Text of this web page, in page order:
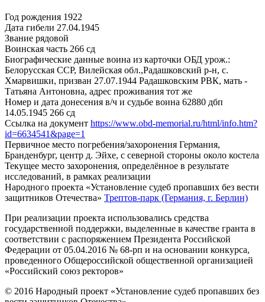
Год рождения 1922
Дата гибели 27.04.1945
Звание рядовой
Воинская часть 266 сд
Биографические данные воина из карточки ОБД урож.:
Белорусская ССР, Вилейская обл.,Радашковский р-н, с.
Хмарвишки, призван 27.07.1944 Радашковским РВК, мать -
Татьяна Антоновна, адрес проживания тот же
Номер и дата донесения в/ч и судьбе воина 62880 дбп
14.05.1945 266 сд
Ссылка на документ https://www.obd-memorial.ru/html/info.htm?
id=6634541&page=1
Первичное место погребения/захоронения Германия,
Бранденбург, центр д. Эйхе, с северной стороны около костела
Текущее место захоронения, определённое в результате
исследований, в рамках реализации
Народного проекта «Установление судеб пропавших без вести
защитников Отечества» Трептов-парк (Германия, г. Берлин)
При реализации проекта использовались средства
государственной поддержки, выделенные в качестве гранта в
соответствии с распоряжением Президента Российской
Федерации от 05.04.2016 № 68-рп и на основании конкурса,
проведенного Общероссийской общественной организацией
«Российский союз ректоров»
© 2016 Народный проект «Установление судеб пропавших без